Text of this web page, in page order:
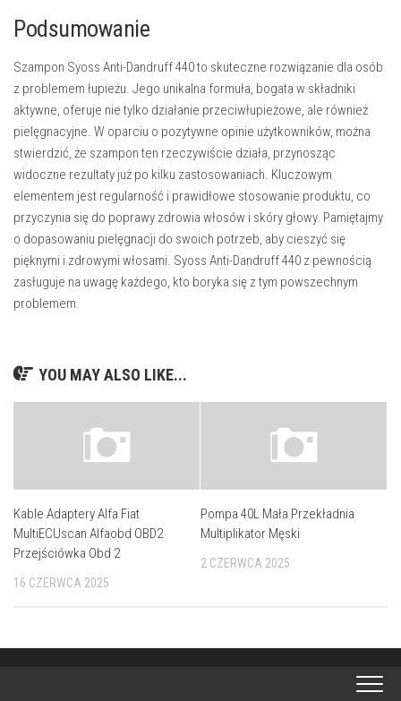
Podsumowanie
Szampon Syoss Anti-Dandruff 440 to skuteczne rozwiązanie dla osób
z problemem łupieżu. Jego unikalna formuła, bogata w składniki
aktywne, oferuje nie tylko działanie przeciwłupieżowe, ale również
pielęgnacyjne. W oparciu o pozytywne opinie użytkowników, można
stwierdzić, że szampon ten rzeczywiście działa, przynosząc
widoczne rezultaty już po kilku zastosowaniach. Kluczowym
elementem jest regularność i prawidłowe stosowanie produktu, co
przyczynia się do poprawy zdrowia włosów i skóry głowy. Pamiętajmy
o dopasowaniu pielęgnacji do swoich potrzeb, aby cieszyć się
pięknymi i zdrowymi włosami. Syoss Anti-Dandruff 440 z pewnością
zasługuje na uwagę każdego, kto boryka się z tym powszechnym
problemem.
YOU MAY ALSO LIKE...
Kable Adaptery Alfa Fiat
MultiECUscan Alfaobd OBD2
Przejściówka Obd 2
16 CZERWCA 2025
Pompa 40L Mała Przekładnia
Multiplikator Męski
2 CZERWCA 2025